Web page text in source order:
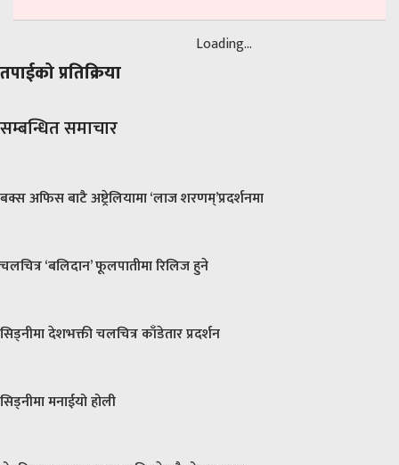
तपाईको प्रतिक्रिया
Loading...
सम्बन्धित समाचार
बक्स अफिस बाटै अष्ट्रेलियामा ‘लाज शरणम्’प्रदर्शनमा
चलचित्र ‘बलिदान’ फूलपातीमा रिलिज हुने
सिड्नीमा देशभक्ती चलचित्र काँडेतार प्रदर्शन
सिड्नीमा मनाईयो होली